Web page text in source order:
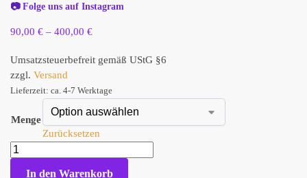
📷Folge uns auf Instagram
90,00 € – 400,00 €
Umsatzsteuerbefreit gemäß UStG §6
zzgl. Versand
Lieferzeit: ca. 4-7 Werktage
Menge
Zurücksetzen
In den Warenkorb